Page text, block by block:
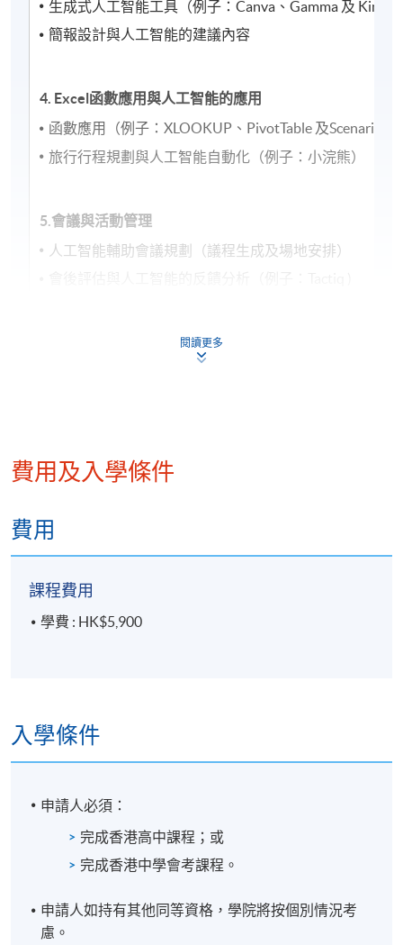
生成式人工智能工具（例子：Canva、Gamma 及 Kimi
簡報設計與人工智能的建議內容
4. Excel函數應用與人工智能的應用
函數應用（例子：XLOOKUP、PivotTable 及Scenario
旅行行程規劃與人工智能自動化（例子：小浣熊）
5.會議與活動管理
人工智能輔助會議規劃（議程生成及場地安排）
6. 數據庫管理與 人工智能
7. 人工智能在營銷影片的應用
目標客群分析與影片分發策略
8. 人工智能提示工程
人工智能回應使用者的提示設計
個人習作 (60%)
小組習作 (30%)
閱讀更多
費用及入學條件
費用
課程費用
學費 : HK$5,900
入學條件
申請人必須：
完成香港高中課程；或
完成香港中學會考課程。
申請人如持有其他同等資格，學院將按個別情況考
慮。